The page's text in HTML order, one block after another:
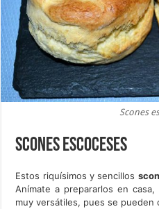
Scones
Scones escoceses
Estos riquísimos y sencillos
Anímate a prepararlos en
muy versátiles, pues se pueden